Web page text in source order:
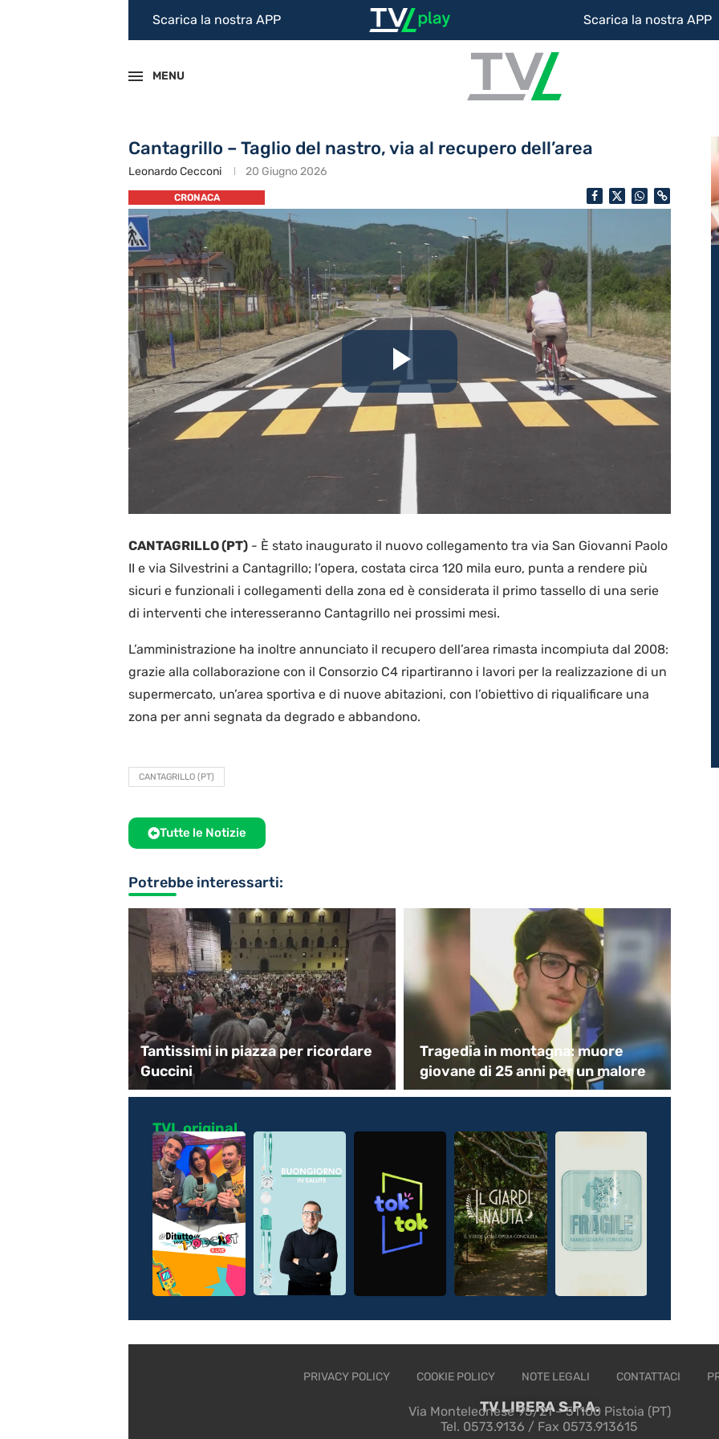
Scarica la nostra APP Scarica la nostra APP
MENU
Cantagrillo – Taglio del nastro, via al recupero dell’area
Leonardo Cecconi 20 Giugno 2026
CRONACA
Riproduci
il
video
CANTAGRILLO (PT) - È stato inaugurato il nuovo collegamento tra via San Giovanni Paolo
II e via Silvestrini a Cantagrillo; l’opera, costata circa 120 mila euro, punta a rendere più
sicuri e funzionali i collegamenti della zona ed è considerata il primo tassello di una serie
di interventi che interesseranno Cantagrillo nei prossimi mesi.
L’amministrazione ha inoltre annunciato il recupero dell’area rimasta incompiuta dal 2008:
grazie alla collaborazione con il Consorzio C4 ripartiranno i lavori per la realizzazione di un
supermercato, un’area sportiva e di nuove abitazioni, con l’obiettivo di riqualificare una
zona per anni segnata da degrado e abbandono.
CANTAGRILLO (PT)
Tutte le Notizie
Potrebbe interessarti:
Tantissimi in piazza per ricordare
Guccini
Tragedia in montagna: muore
giovane di 25 anni per un malore
TVL original
PRIVACY POLICY COOKIE POLICY NOTE LEGALI CONTATTACI
TV LIBERA S.P.A.
Via Monteleonese 95/21 – 51100 Pistoia (PT)
Tel. 0573.9136 / Fax 0573.913615